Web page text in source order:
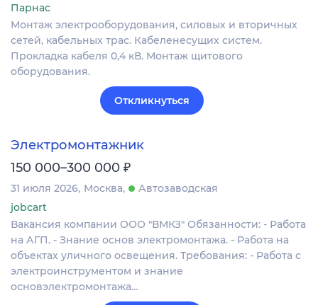
Парнас
Монтаж электрооборудования, силовых и вторичных
сетей, кабельных трас. Кабеленесущих систем.
Прокладка кабеля 0,4 кВ. Монтаж щитового
оборудования.
Откликнуться
Электромонтажник
150 000–300 000 ₽
31 июля 2026 Москва
Автозаводская
jobcart
Вакансия компании ООО "ВМКЗ" Обязанности: - Работа
на АГП. - Знание основ электромонтажа. - Работа на
объектах уличного освещения. Требования: - Работа с
электроинструментом и знание
основэлектромонтажа…